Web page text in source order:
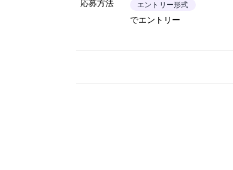
応募方法 エントリー形式
でエントリー